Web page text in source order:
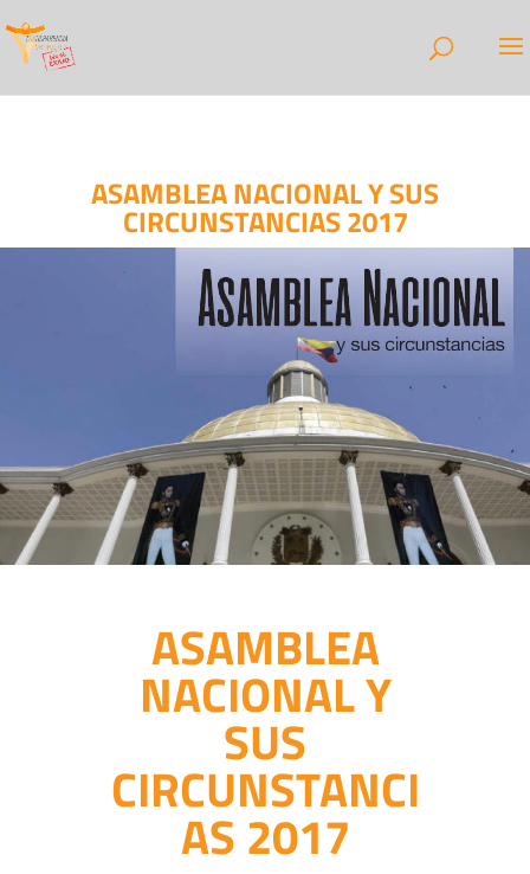
ASAMBLEA NACIONAL Y SUS
CIRCUNSTANCIAS 2017
ASAMBLEA
NACIONAL Y
SUS
CIRCUNSTANCI
AS 2017